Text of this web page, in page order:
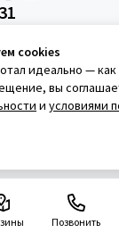
Позвонить
cookies
идеально —
вы
и условиями